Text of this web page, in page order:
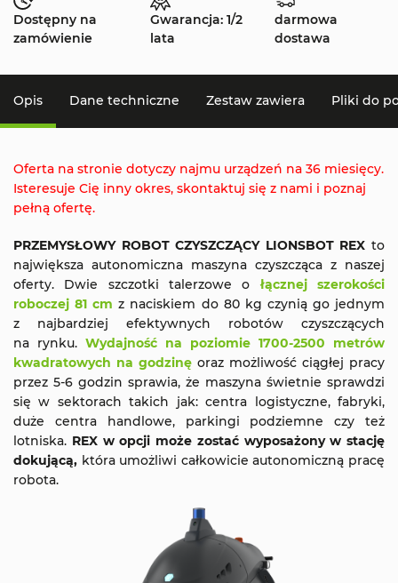
Dostępny na
zamówienie
Gwarancja: 1/2
lata
darmowa
dostawa
Opis Dane techniczne Zestaw zawiera Pliki do
Oferta na stronie dotyczy najmu urządzeń na 36 miesięcy.
Isteresuje Cię inny okres, skontaktuj się z nami i poznaj
pełną ofertę.
PRZEMYSŁOWY ROBOT CZYSZCZĄCY LIONSBOT REX to
największa autonomiczna maszyna czyszcząca z naszej
oferty. Dwie szczotki talerzowe ołącznej szerokości
roboczej 81 cmz naciskiem do 80 kg czynią go jednym
z najbardziej efektywnych robotów czyszczących
na rynku. Wydajność na poziomie 1700-2500 metrów
kwadratowych na godzinę oraz możliwość ciągłej pracy
przez 5-6 godzin sprawia, że maszyna świetnie sprawdzi
się w sektorach takich jak: centra logistyczne, fabryki,
duże centra handlowe, parkingi podziemne czy też
lotniska. REX w opcji może zostać wyposażony w stację
dokującą, która umożliwi całkowicie autonomiczną pracę
robota.